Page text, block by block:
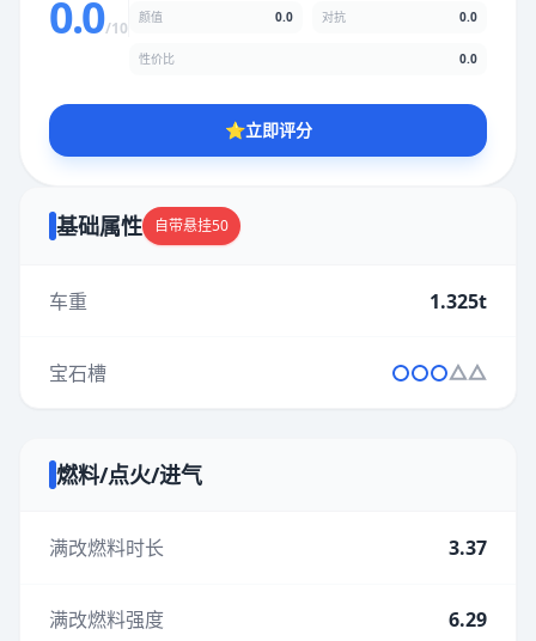
0.0/10
颜值 0.0 对抗 0.0
性价比 0.0
⭐立即评分
基础属性 自带悬挂50
车重 1.325t
宝石槽
燃料/点火/进气
满改燃料时长 3.37
满改燃料强度 6.29
性价比
★★★★★★★★★★
比0%，性价比占比0%，颜值占比0%